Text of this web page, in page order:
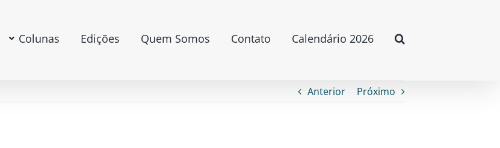
Colunas Edições Quem Somos Contato Calendário 2026
Anterior Próximo